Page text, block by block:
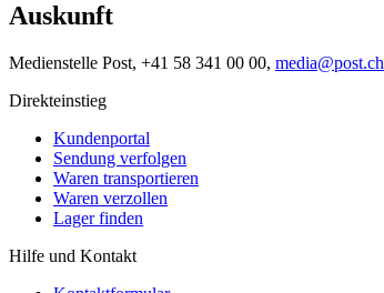
Auskunft
Medienstelle Post, +41 58 341 00 00, media@post.ch
Direkteinstieg
Kundenportal
Sendung verfolgen
Waren transportieren
Waren verzollen
Lager finden
Hilfe und Kontakt